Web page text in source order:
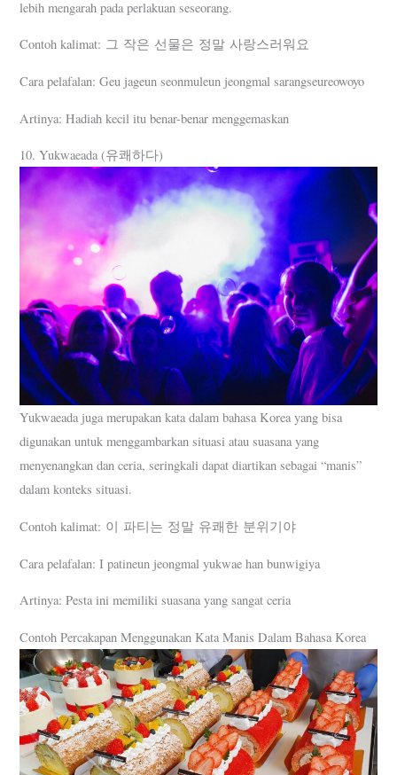
lebih mengarah pada perlakuan seseorang.
Contoh kalimat: 그 작은 선물은 정말 사랑스러워요
Cara pelafalan: Geu jageun seonmuleun jeongmal sarangseureowoyo
Artinya: Hadiah kecil itu benar-benar menggemaskan
10. Yukwaeada (유쾌하다)
Yukwaeada juga merupakan kata dalam bahasa Korea yang bisa
digunakan untuk menggambarkan situasi atau suasana yang
menyenangkan dan ceria, seringkali dapat diartikan sebagai “manis”
dalam konteks situasi.
Contoh kalimat: 이 파티는 정말 유쾌한 분위기야
Cara pelafalan: I patineun jeongmal yukwae han bunwigiya
Artinya: Pesta ini memiliki suasana yang sangat ceria
Contoh Percakapan Menggunakan Kata Manis Dalam Bahasa Korea